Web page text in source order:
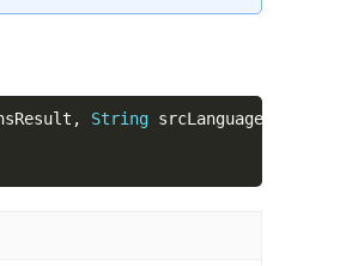
String srcLanguage,